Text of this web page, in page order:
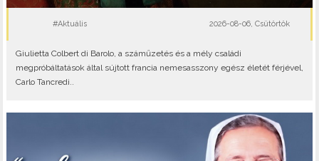
#Aktuális 2026-08-06, Csütörtök
Giulietta Colbert di Barolo, a száműzetés és a mély családi
megpróbáltatások által sújtott francia nemesasszony egész életét férjével,
Carlo Tancredi..